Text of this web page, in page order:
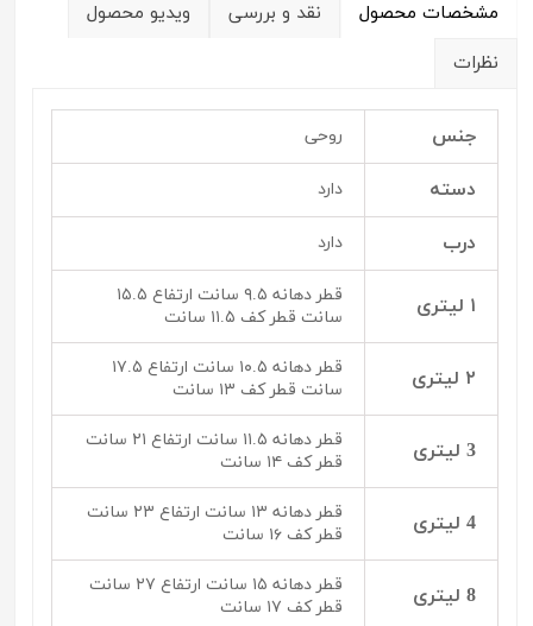
مشخصات محصول نقد و بررسی
ویدیو محصول
نظرات
جنس روحی
دسته دارد
درب دارد
۱ لیتری
قطر دهانه ۹.۵ سانت ارتفاع ۱۵.۵
سانت قطر کف ۱۱.۵ سانت
۲ لیتری
قطر دهانه ۱۰.۵ سانت ارتفاع ۱۷.۵
سانت قطر کف ۱۳ سانت
3 لیتری
قطر دهانه ۱۱.۵ سانت ارتفاع ۲۱ سانت
قطر کف ۱۴ سانت
4 لیتری
قطر دهانه ۱۳ سانت ارتفاع ۲۳ سانت
قطر کف ۱۶ سانت
8 لیتری
قطر دهانه ۱۵ سانت ارتفاع ۲۷ سانت
قطر کف ۱۷ سانت